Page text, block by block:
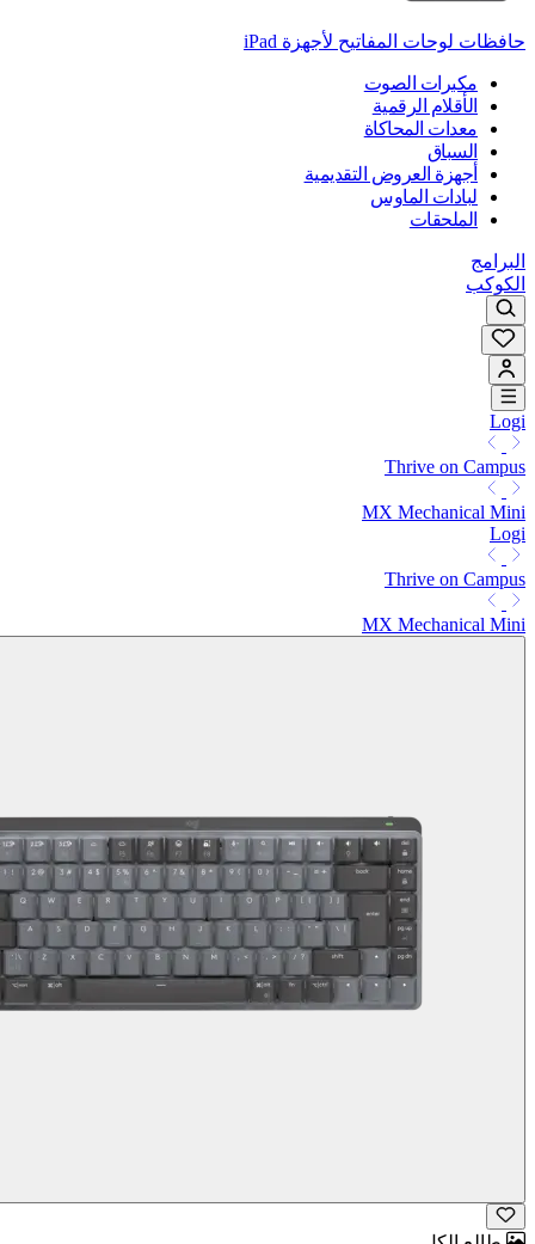
حافظات لوحات المفاتيح لأجهزة ‏iPad
مكبرات الصوت
الأقلام الرقمية
معدات المحاكاة
السباق
أجهزة العروض التقديمية
لبادات الماوس
الملحقات
البرامج
الكوكب
Logi
Thrive on Campus
MX Mechanical Mini
Logi
Thrive on Campus
MX Mechanical Mini